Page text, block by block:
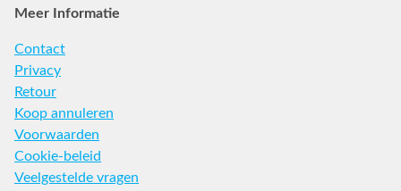
Meer Informatie
Contact
Privacy
Retour
Koop annuleren
Voorwaarden
Cookie-beleid
Veelgestelde vragen